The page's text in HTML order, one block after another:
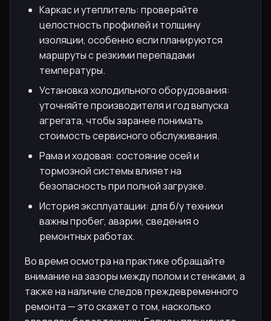
Каркас и утеплитель: проверяйте
целостность профилей и толщину
изоляции, особенно если планируются
маршруты с резкими перепадами
температуры.
Установка холодильного оборудования:
уточняйте производителя и год выпуска
агрегата, чтобы заранее понимать
стоимость сервисного обслуживания.
Рама и ходовая: состояние осей и
тормозной системы влияет на
безопасность при полной загрузке.
История эксплуатации: для б/у техники
важны пробег, аварии, сведения о
ремонтных работах.
Во время осмотра на практике обращайте
внимание на зазоры между полом и стенками, а
также на наличие следов преждевременного
ремонта — это скажет о том, насколько